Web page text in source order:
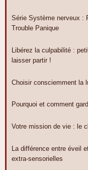
Série Système nerveux :
Trouble Panique
Libérez la culpabilité :
laisser partir !
Choisir consciemment la
Pourquoi et comment
Votre mission de vie : le
La différence entre éveil
extra-sensorielles